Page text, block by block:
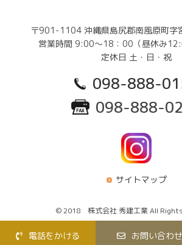
〒901-1104 沖縄県島尻郡南風原町字
営業時間 9:00～18：00（昼休み
定休日 土・日・祝
098-888-
098-888-
サイトマップ
© 2018 株式会社 秀建工業 All
電話をかける お問い合わ